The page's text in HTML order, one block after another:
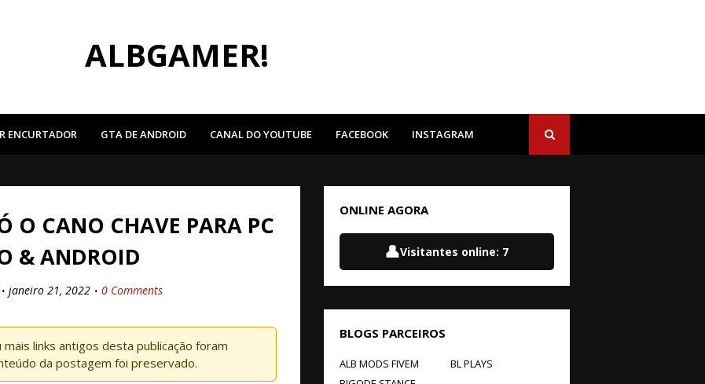
ALBGAMER!
ENCURTADOR GTA DE ANDROID CANAL DO YOUTUBE FACEBOOK INSTAGRAM
O CANO CHAVE PARA PC
& ANDROID
janeiro 21, 2022 0 Comments
mais links antigos desta publicação foram
da postagem foi preservado.
ONLINE AGORA
👤Visitantes online: 7
BLOGS PARCEIROS
ALB MODS FIVEM
BL PLAYS